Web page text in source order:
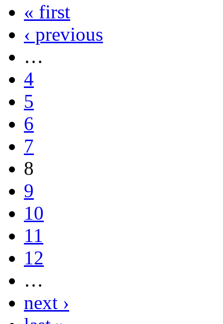
« first
‹ previous
…
4
5
6
7
8
9
10
11
12
…
next ›